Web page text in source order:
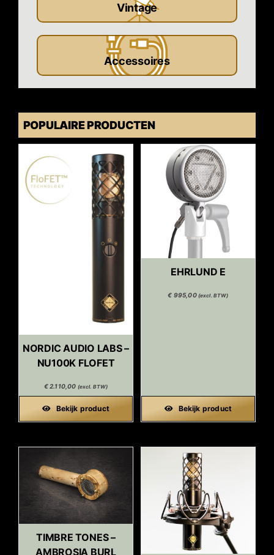
Vintage
Accessoires
POPULAIRE PRODUCTEN
NORDIC AUDIO LABS –
NU100K FLOFET
€2.110,00 (excl. BTW)
Bekijk product
EHRLUND E
€ 995,00 (excl. BTW)
Bekijk product
TIMBRE TONES –
AMBROSIA BURL